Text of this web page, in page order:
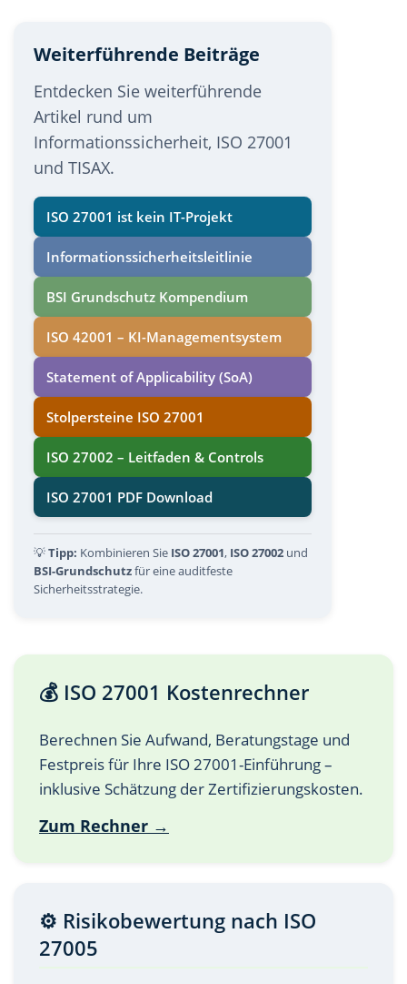
Weiterführende Beiträge
Entdecken Sie weiterführende
Artikel rund um
Informationssicherheit, ISO 27001
und TISAX.
ISO 27001 ist kein IT-Projekt
Informations­sicherheits­leitlinie
BSI Grundschutz Kompendium
ISO 42001 – KI-Managementsystem
Statement of Applicability (SoA)
Stolpersteine ISO 27001
ISO 27002 – Leitfaden & Controls
ISO 27001 PDF Download
💡Tipp: Kombinieren Sie ISO 27001, ISO 27002 und
BSI-Grundschutzfür eine auditfeste
Sicherheitsstrategie.
💰 ISO 27001 Kostenrechner
Berechnen Sie Aufwand, Beratungstage und
Festpreis für Ihre ISO 27001-Einführung –
inklusive Schätzung der Zertifizierungskosten.
Zum Rechner →
⚙️ Risikobewertung nach ISO
27005